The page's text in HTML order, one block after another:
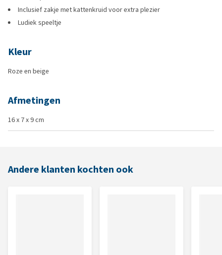
Inclusief zakje met kattenkruid voor extra plezier
Ludiek speeltje
Kleur
Roze en beige
Afmetingen
16 x 7 x 9 cm
Andere klanten kochten ook